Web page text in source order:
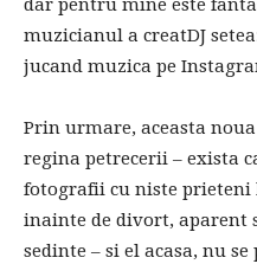
dar pentru mine este
muzicianul a creatDJ
jucand muzica pe
Prin urmare, aceasta
regina petrecerii – exista
fotografii cu niste prieteni
inainte de divort, aparent
sedinte – si el acasa, nu